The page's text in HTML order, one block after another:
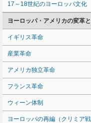
17～18世紀のヨーロッパ文化
ヨーロッパ・アメリカの変革
イギリス革命
産業革命
アメリカ独立革命
フランス革命
ウィーン体制
ヨーロッパの再編（クリミア